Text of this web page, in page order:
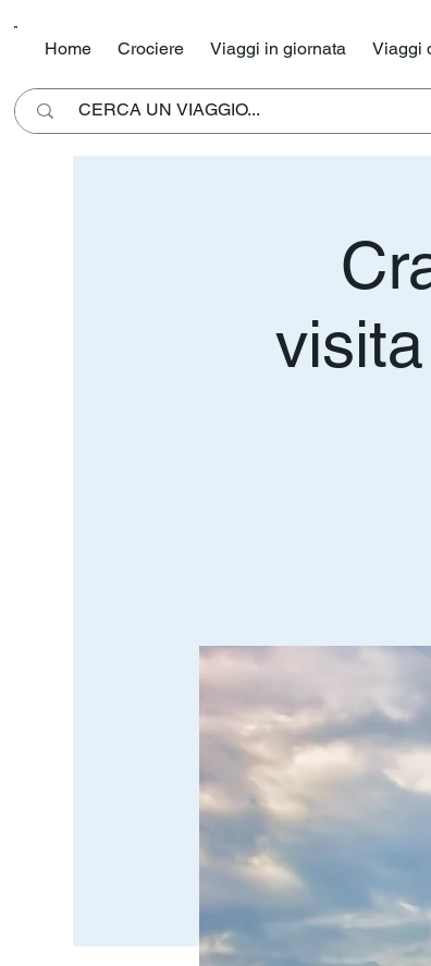
Home Crociere Viaggi in giornata Viaggi